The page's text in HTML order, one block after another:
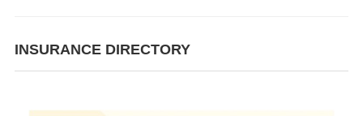
INSURANCE DIRECTORY